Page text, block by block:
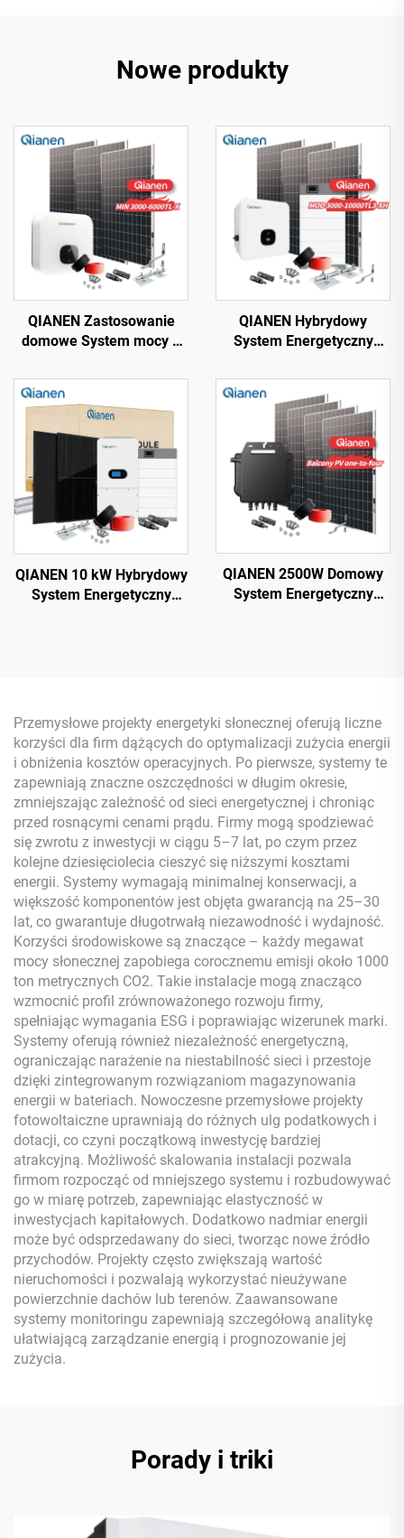
Nowe produkty
QIANEN Zastosowanie
domowe System mocy 3
Monokrystaliczny krzem z
technologią MPPT
QIANEN Hybrydowy
System Energetyczny
8000 Wat Magazynujący
Baterie Polikrystaliczne
Panele PV do użytku
domowego MPPT
QIANEN 10 kW Hybrydowy
System Energetyczny
QIANEN 2500W Domowy
System Energetyczny
Solarna MPPT
Przemysłowe projekty energetyki słonecznej oferują liczne
korzyści dla firm dążących do optymalizacji zużycia energii
i obniżenia kosztów operacyjnych. Po pierwsze, systemy te
zapewniają znaczne oszczędności w długim okresie,
zmniejszając zależność od sieci energetycznej i chroniąc
przed rosnącymi cenami prądu. Firmy mogą spodziewać
się zwrotu z inwestycji w ciągu 5–7 lat, po czym przez
kolejne dziesięciolecia cieszyć się niższymi kosztami
energii. Systemy wymagają minimalnej konserwacji, a
większość komponentów jest objęta gwarancją na 25–30
lat, co gwarantuje długotrwałą niezawodność i wydajność.
Korzyści środowiskowe są znaczące – każdy megawat
mocy słonecznej zapobiega corocznemu emisji około 1000
ton metrycznych CO2. Takie instalacje mogą znacząco
wzmocnić profil zrównoważonego rozwoju firmy,
spełniając wymagania ESG i poprawiając wizerunek marki.
Systemy oferują również niezależność energetyczną,
ograniczając narażenie na niestabilność sieci i przestoje
dzięki zintegrowanym rozwiązaniom magazynowania
energii w bateriach. Nowoczesne przemysłowe projekty
fotowoltaiczne uprawniają do różnych ulg podatkowych i
dotacji, co czyni początkową inwestycję bardziej
atrakcyjną. Możliwość skalowania instalacji pozwala
firmom rozpocząć od mniejszego systemu i rozbudowywać
go w miarę potrzeb, zapewniając elastyczność w
inwestycjach kapitałowych. Dodatkowo nadmiar energii
może być odsprzedawany do sieci, tworząc nowe źródło
przychodów. Projekty często zwiększają wartość
nieruchomości i pozwalają wykorzystać nieużywane
powierzchnie dachów lub terenów. Zaawansowane
systemy monitoringu zapewniają szczegółową analitykę
ułatwiającą zarządzanie energią i prognozowanie jej
zużycia.
Porady i triki